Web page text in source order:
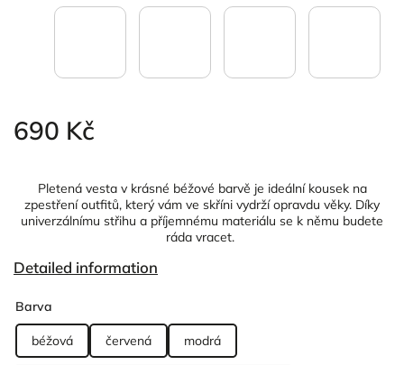
690 Kč
Pletená vesta v krásné béžové barvě je ideální kousek na
zpestření outfitů, který vám ve skříni vydrží opravdu věky. Díky
univerzálnímu střihu a příjemnému materiálu se k němu budete
ráda vracet.
Detailed information
Barva
béžová červená modrá